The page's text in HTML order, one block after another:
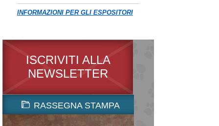
INFORMAZIONI PER GLI ESPOSITORI
ISCRIVITI ALLA
NEWSLETTER
RASSEGNA STAMPA